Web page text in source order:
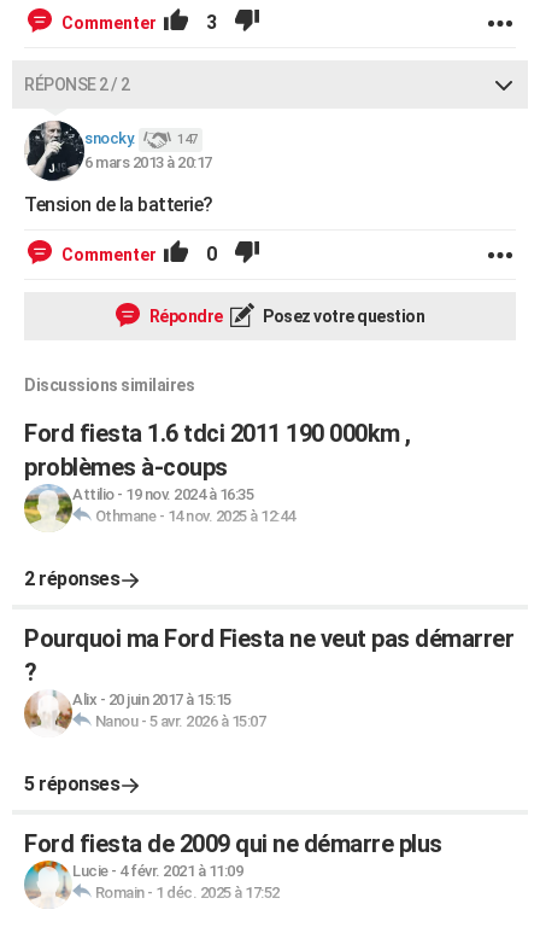
Commenter 3
RÉPONSE 2 / 2
snocky. 147
6 mars 2013 à 20:17
Tension de la batterie?
Commenter 0
Répondre Posez votre question
Discussions similaires
Ford fiesta 1.6 tdci 2011 190 000km ,
problèmes à-coups
Attilio- 19 nov. 2024 à 16:35
Othmane- 14 nov. 2025 à 12:44
2 réponses
Pourquoi ma Ford Fiesta ne veut pas démarrer
?
Alix - 20 juin 2017 à 15:15
Nanou- 5 avr. 2026 à 15:07
5 réponses
Ford fiesta de 2009 qui ne démarre plus
Lucie- 4 févr. 2021 à 11:09
Romain- 1 déc. 2025 à 17:52